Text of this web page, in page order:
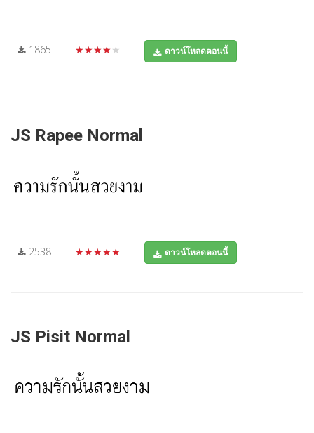
1865 ★★★★★ ดาวน์โหลดตอนนี้
JS Rapee Normal
2538 ★★★★★ ดาวน์โหลดตอนนี้
JS Pisit Normal